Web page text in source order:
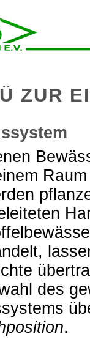
ZUR
des
.